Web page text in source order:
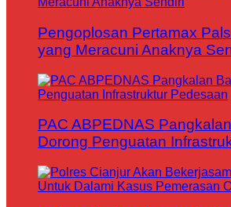
Pengoplosan Pertamax
yang Meracuni Anaknya
PAC ABPEDNAS
Dorong Penguatan